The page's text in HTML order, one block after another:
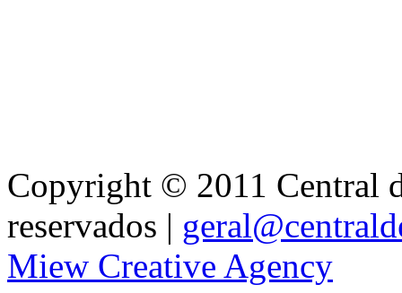
Copyright © 2011 Central
reservados |
Miew Creative Agency